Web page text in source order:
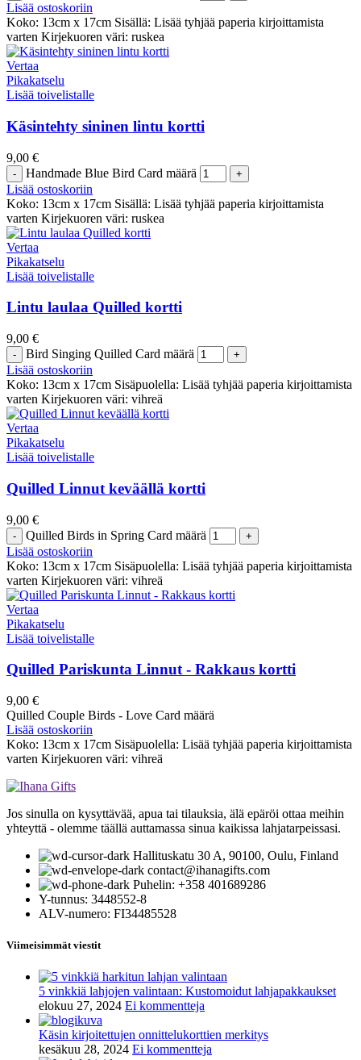
Lisää ostoskoriin
Koko: 13cm x 17cm Sisällä: Lisää tyhjää paperia kirjoittamista
varten Kirjekuoren väri: ruskea
Vertaa
Pikakatselu
Lisää toivelistalle
Käsintehty sininen lintu kortti
9,00 €
Handmade Blue Bird Card määrä
Lisää ostoskoriin
Koko: 13cm x 17cm Sisällä: Lisää tyhjää paperia kirjoittamista
varten Kirjekuoren väri: ruskea
Vertaa
Pikakatselu
Lisää toivelistalle
Lintu laulaa Quilled kortti
9,00 €
Bird Singing Quilled Card määrä
Lisää ostoskoriin
Koko: 13cm x 17cm Sisäpuolella: Lisää tyhjää paperia kirjoittamista
varten Kirjekuoren väri: vihreä
Vertaa
Pikakatselu
Lisää toivelistalle
Quilled Linnut keväällä kortti
9,00 €
Quilled Birds in Spring Card määrä
Lisää ostoskoriin
Koko: 13cm x 17cm Sisäpuolella: Lisää tyhjää paperia kirjoittamista
varten Kirjekuoren väri: vihreä
Vertaa
Pikakatselu
Lisää toivelistalle
Quilled Pariskunta Linnut - Rakkaus kortti
9,00 €
Quilled Couple Birds - Love Card määrä
Lisää ostoskoriin
Koko: 13cm x 17cm Sisäpuolella: Lisää tyhjää paperia kirjoittamista
varten Kirjekuoren väri: vihreä
Jos sinulla on kysyttävää, apua tai tilauksia, älä epäröi ottaa meihin
yhteyttä - olemme täällä auttamassa sinua kaikissa lahjatarpeissasi.
Hallituskatu 30 A, 90100, Oulu, Finland
contact@ihanagifts.com
Puhelin: +358 401689286
Y-tunnus: 3448552-8
ALV-numero: FI34485528
Viimeisimmät viestit
5 vinkkiä lahjojen valintaan: Kustomoidut lahjapakkaukset
elokuu 27, 2024 Ei kommentteja
Käsin kirjoitettujen onnittelukorttien merkitys
kesäkuu 28, 2024 Ei kommentteja